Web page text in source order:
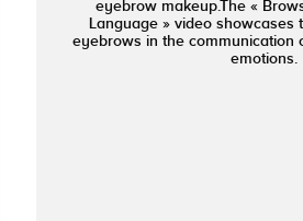
eyebrow makeup.The «
Language » video showcases
eyebrows in the communication
emotions.